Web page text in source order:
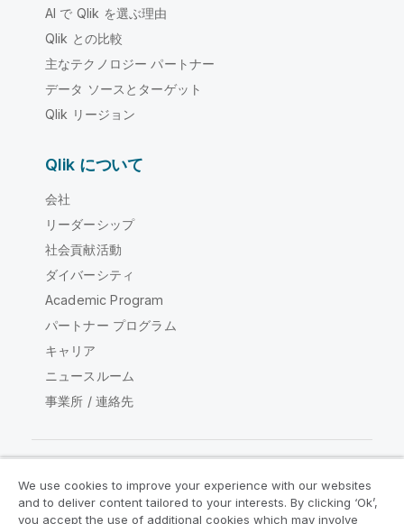
AI で Qlik を選ぶ理由
Qlik との比較
主なテクノロジー パートナー
データ ソースとターゲット
Qlik リージョン
Qlik について
会社
リーダーシップ
社会貢献活動
ダイバーシティ
Academic Program
パートナー プログラム
キャリア
ニュースルーム
事業所 / 連絡先
Qlik コミュニティ
We use cookies to improve your experience with our websites
and to deliver content tailored to your interests. By clicking ‘Ok’,
you accept the use of additional cookies which may involve